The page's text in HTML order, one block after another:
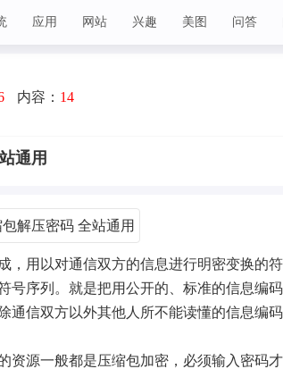
应用 网站 兴趣 美图 问答
内容： 14
通用
，用以对通信双方的信息进行明密变换的
号序列。就是把用公开的、标准的信息编
通信双方以外其他人所不能读懂的信息编
资源一般都是压缩包加密，必须输入密码